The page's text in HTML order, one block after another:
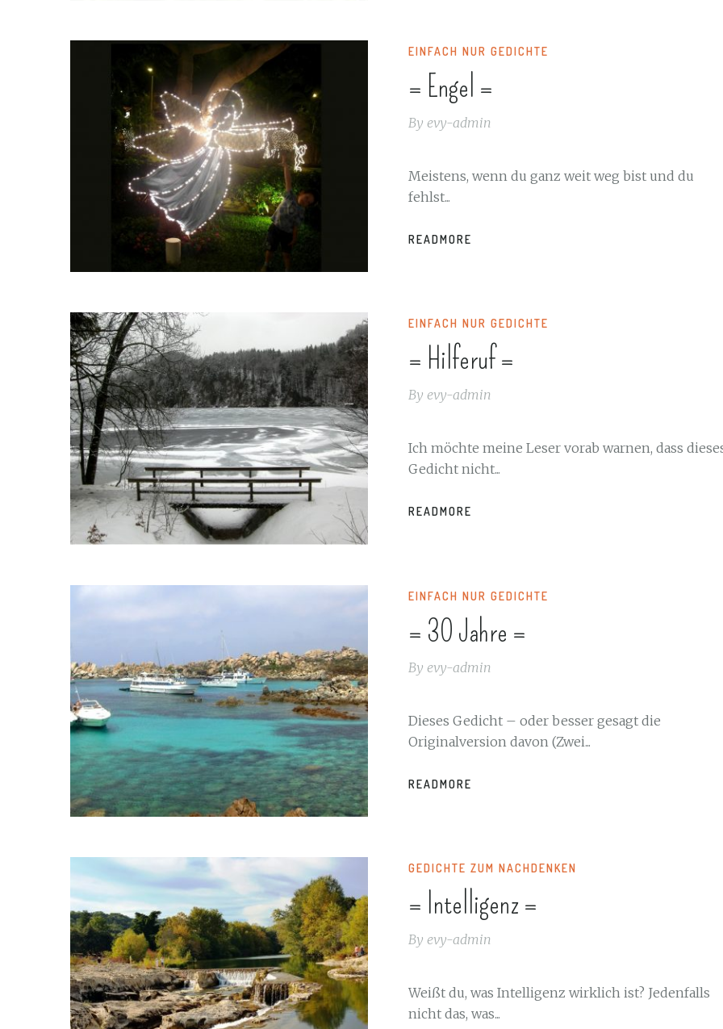
EINFACH NUR GEDICHTE
= Engel =
By evy-admin
Meistens, wenn du ganz weit weg bist und du
fehlst...
READMORE
EINFACH NUR GEDICHTE
= Hilferuf =
By evy-admin
Ich möchte meine Leser vorab warnen, dass
Gedicht nicht...
READMORE
EINFACH NUR GEDICHTE
= 30 Jahre =
By evy-admin
Dieses Gedicht – oder besser gesagt die
Originalversion davon (Zwei...
READMORE
GEDICHTE ZUM NACHDENKEN
= Intelligenz =
By evy-admin
Weißt du, was Intelligenz wirklich ist? Jedenfalls
nicht das, was...